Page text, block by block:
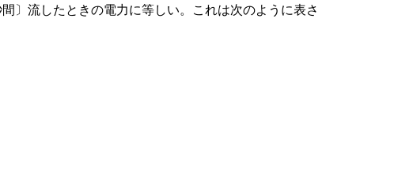
〕流したときの電力に等しい。これは次のように表さ